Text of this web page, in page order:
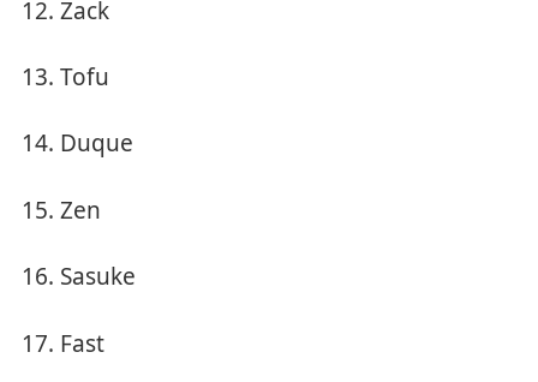
Zack
Tofu
Duque
Zen
Sasuke
Fast